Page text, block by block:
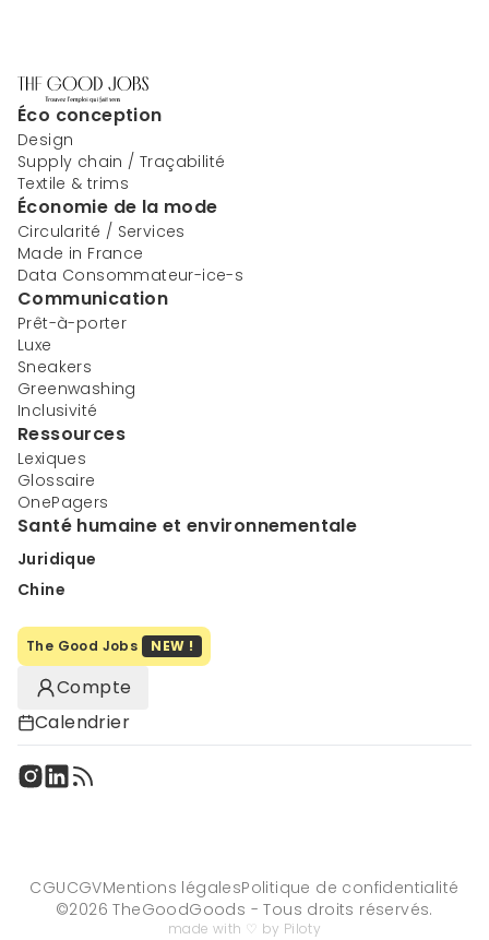
Éco conception
Design
Supply chain / Traçabilité
Textile & trims
Économie de la mode
Circularité / Services
Made in France
Data Consommateur-ice-s
Communication
Prêt-à-porter
Luxe
Sneakers
Greenwashing
Inclusivité
Ressources
Lexiques
Glossaire
OnePagers
Santé humaine et environnementale
Juridique
Chine
The Good Jobs NEW !
Compte
Calendrier
CGUCGVMentions légalesPolitique de confidentialité
©2026 TheGoodGoods - Tous droits réservés.
made with ♡ by Piloty